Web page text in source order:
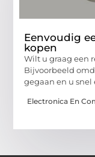
Eenvoudig
kopen
Wilt u graag een
Bijvoorbeeld
gegaan en u snel
Electronica En